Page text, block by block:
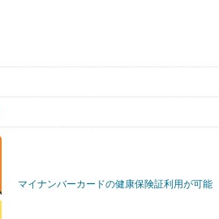
マイナンバーカードの健康保険証利用が可能